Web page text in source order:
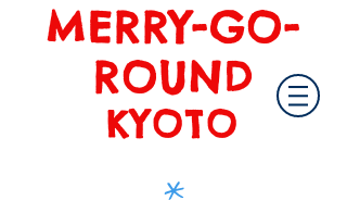
メリーゴーランド京都
MERRY-GO-
ROUND
KYOTO
*